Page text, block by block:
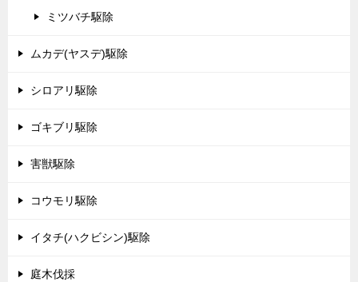
ミツバチ駆除
ムカデ(ヤスデ)駆除
シロアリ駆除
ゴキブリ駆除
害獣駆除
コウモリ駆除
イタチ(ハクビシン)駆除
庭木伐採